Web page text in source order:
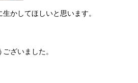
かしてほしいと思います。
ざいました。